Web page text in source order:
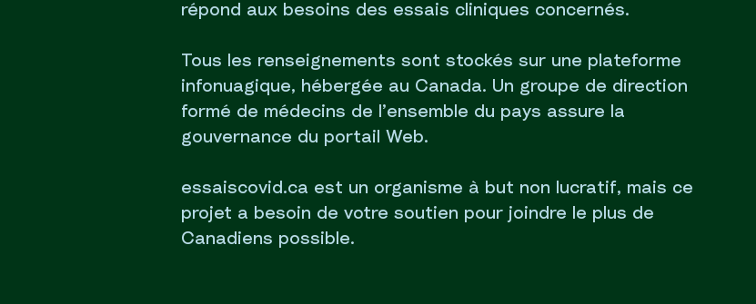
répond aux besoins des essais cliniques concernés.
Tous les renseignements sont stockés sur une plateforme
infonuagique, hébergée au Canada. Un groupe de direction
formé de médecins de l’ensemble du pays assure la
gouvernance du portail Web.
essaiscovid.ca est un organisme à but non lucratif, mais ce
projet a besoin de votre soutien pour joindre le plus de
Canadiens possible.